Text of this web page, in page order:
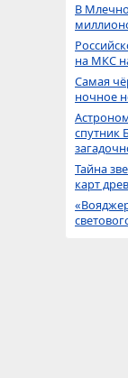
В
на МКС
Самая
ночное
спутник
Тайна
карт